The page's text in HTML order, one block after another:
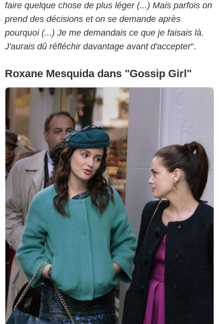
faire quelque chose de plus léger (...) Mais parfois on
prend des décisions et on se demande après
pourquoi (...) Je me demandais ce que je faisais là.
J'aurais dû réfléchir davantage avant d'accepter".
Roxane Mesquida dans "Gossip Girl"